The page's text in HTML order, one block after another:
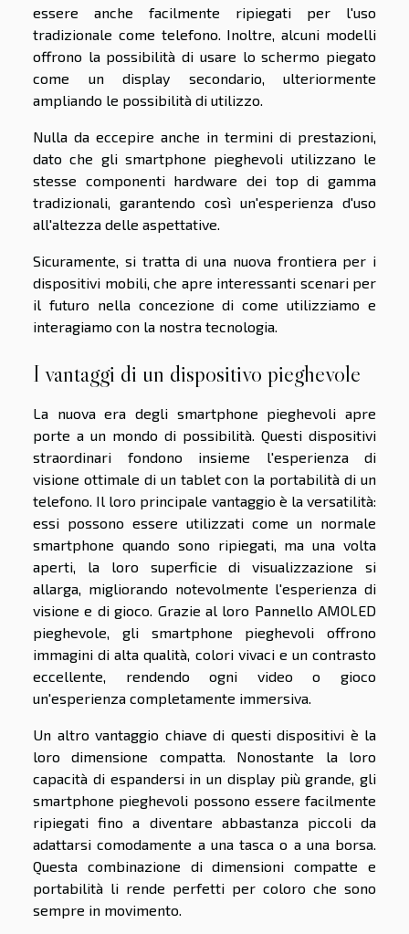
essere anche facilmente ripiegati per l'uso
tradizionale come telefono. Inoltre, alcuni modelli
offrono la possibilità di usare lo schermo piegato
come un display secondario, ulteriormente
ampliando le possibilità di utilizzo.
Nulla da eccepire anche in termini di prestazioni,
dato che gli smartphone pieghevoli utilizzano le
stesse componenti hardware dei top di gamma
tradizionali, garantendo così un'esperienza d'uso
all'altezza delle aspettative.
Sicuramente, si tratta di una nuova frontiera per i
dispositivi mobili, che apre interessanti scenari per
il futuro nella concezione di come utilizziamo e
interagiamo con la nostra tecnologia.
I vantaggi di un dispositivo pieghevole
La nuova era degli smartphone pieghevoli apre
porte a un mondo di possibilità. Questi dispositivi
straordinari fondono insieme l'esperienza di
visione ottimale di un tablet con la portabilità di un
telefono. Il loro principale vantaggio è la versatilità:
essi possono essere utilizzati come un normale
smartphone quando sono ripiegati, ma una volta
aperti, la loro superficie di visualizzazione si
allarga, migliorando notevolmente l'esperienza di
visione e di gioco. Grazie al loro Pannello AMOLED
pieghevole, gli smartphone pieghevoli offrono
immagini di alta qualità, colori vivaci e un contrasto
eccellente, rendendo ogni video o gioco
un'esperienza completamente immersiva.
Un altro vantaggio chiave di questi dispositivi è la
loro dimensione compatta. Nonostante la loro
capacità di espandersi in un display più grande, gli
smartphone pieghevoli possono essere facilmente
ripiegati fino a diventare abbastanza piccoli da
adattarsi comodamente a una tasca o a una borsa.
Questa combinazione di dimensioni compatte e
portabilità li rende perfetti per coloro che sono
sempre in movimento.